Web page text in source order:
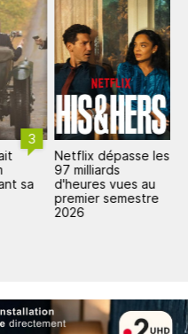
3
sa
Netflix dépasse les
97 milliards
d'heures vues au
premier semestre
2026